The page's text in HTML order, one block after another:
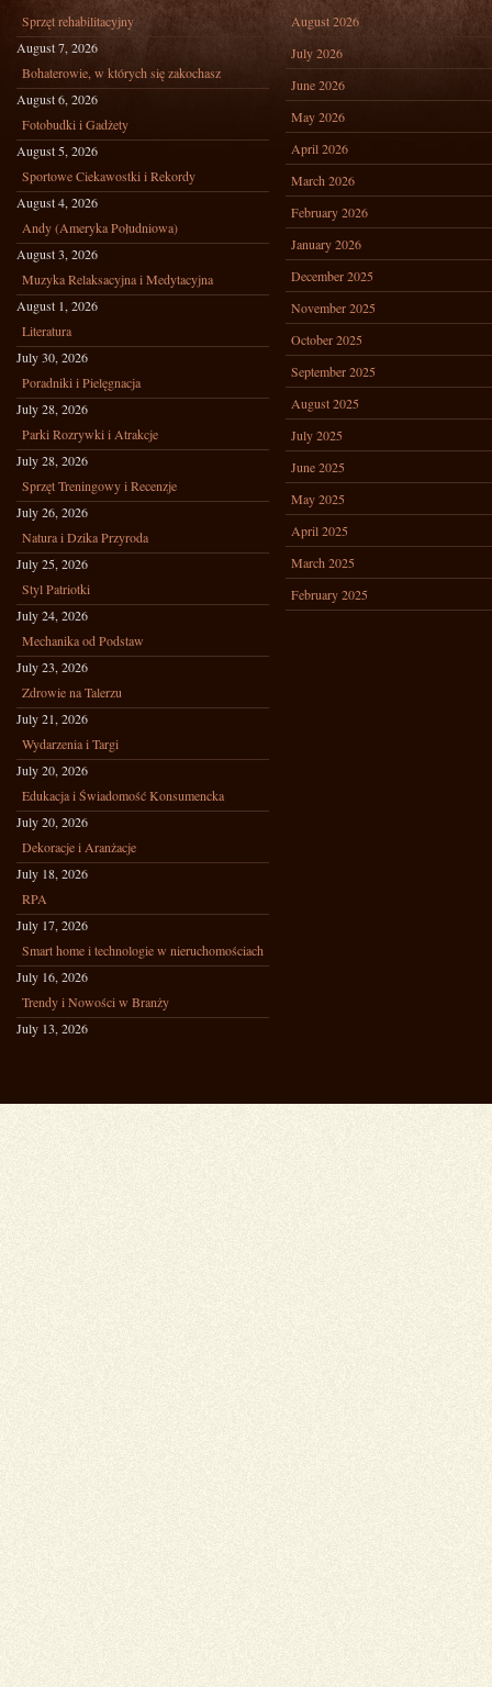
Sprzęt rehabilitacyjny
August 7, 2026
Bohaterowie, w których się zakochasz
August 6, 2026
Fotobudki i Gadżety
August 5, 2026
Sportowe Ciekawostki i Rekordy
August 4, 2026
Andy (Ameryka Południowa)
August 3, 2026
Muzyka Relaksacyjna i Medytacyjna
August 1, 2026
Literatura
July 30, 2026
Poradniki i Pielęgnacja
July 28, 2026
Parki Rozrywki i Atrakcje
July 28, 2026
Sprzęt Treningowy i Recenzje
July 26, 2026
Natura i Dzika Przyroda
July 25, 2026
Styl Patriotki
July 24, 2026
Mechanika od Podstaw
July 23, 2026
Zdrowie na Talerzu
July 21, 2026
Wydarzenia i Targi
July 20, 2026
Edukacja i Świadomość Konsumencka
July 20, 2026
Dekoracje i Aranżacje
July 18, 2026
RPA
July 17, 2026
Smart home i technologie w nieruchomościach
July 16, 2026
Trendy i Nowości w Branży
July 13, 2026
August 2026
July 2026
June 2026
May 2026
April 2026
March 2026
February 2026
January 2026
December 2025
November 2025
October 2025
September 2025
August 2025
July 2025
June 2025
May 2025
April 2025
March 2025
February 2025